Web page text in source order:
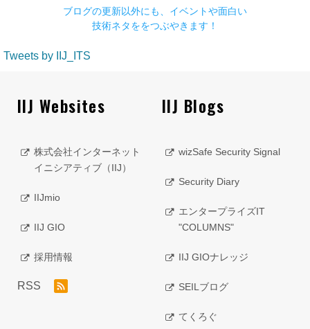
ブログの更新以外にも、イベントや面白い
技術ネタををつぶやきます！
Tweets by IIJ_ITS
IIJ Websites
株式会社インターネット
イニシアティブ（IIJ）
IIJmio
IIJ GIO
採用情報
RSS
IIJ Blogs
wizSafe Security Signal
Security Diary
エンタープライズIT
"COLUMNS"
IIJ GIOナレッジ
SEILブログ
てくろぐ